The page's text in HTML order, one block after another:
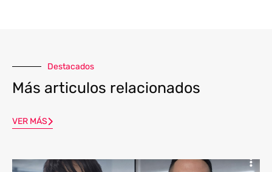
Destacados
Más articulos relacionados
VER MÁS